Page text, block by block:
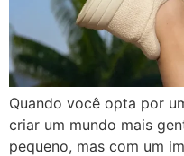
Quando você opta por
criar um mundo mais
pequeno, mas com um